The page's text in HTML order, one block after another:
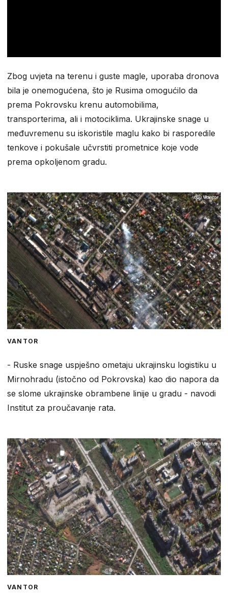
Zbog uvjeta na terenu i guste magle, uporaba dronova
bila je onemogućena, što je Rusima omogućilo da
prema Pokrovsku krenu automobilima,
transporterima, ali i motociklima. Ukrajinske snage u
međuvremenu su iskoristile maglu kako bi rasporedile
tenkove i pokušale učvrstiti prometnice koje vode
prema opkoljenom gradu.
VANTOR
- Ruske snage uspješno ometaju ukrajinsku logistiku u
Mirnohradu (istočno od Pokrovska) kao dio napora da
se slome ukrajinske obrambene linije u gradu - navodi
Institut za proučavanje rata.
VANTOR